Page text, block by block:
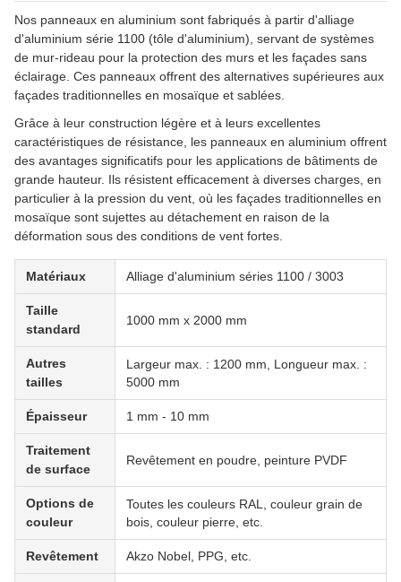
Nos panneaux en aluminium sont fabriqués à partir d'alliage
d'aluminium série 1100 (tôle d'aluminium), servant de systèmes
de mur-rideau pour la protection des murs et les façades sans
éclairage. Ces panneaux offrent des alternatives supérieures aux
façades traditionnelles en mosaïque et sablées.
Grâce à leur construction légère et à leurs excellentes
caractéristiques de résistance, les panneaux en aluminium offrent
des avantages significatifs pour les applications de bâtiments de
grande hauteur. Ils résistent efficacement à diverses charges, en
particulier à la pression du vent, où les façades traditionnelles en
mosaïque sont sujettes au détachement en raison de la
déformation sous des conditions de vent fortes.
Matériaux Alliage d'aluminium séries 1100 / 3003
Taille
standard
1000 mm x 2000 mm
Autres
tailles
Largeur max. : 1200 mm, Longueur max. :
5000 mm
Épaisseur 1 mm - 10 mm
Traitement
de surface
Revêtement en poudre, peinture PVDF
Options de
couleur
Toutes les couleurs RAL, couleur grain de
bois, couleur pierre, etc.
Revêtement Akzo Nobel, PPG, etc.